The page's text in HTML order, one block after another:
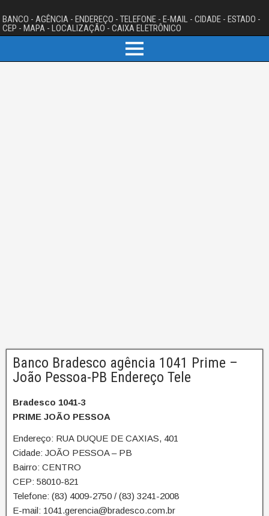
BANCO - AGÊNCIA - ENDEREÇO - TELEFONE - E-MAIL - CIDADE - ESTADO -
CEP - MAPA - LOCALIZAÇÃO - CAIXA ELETRÔNICO
Banco Bradesco agência 1041 Prime –
João Pessoa-PB Endereço Tele
Bradesco 1041-3
PRIME JOÃO PESSOA
Endereço: RUA DUQUE DE CAXIAS, 401
Cidade: JOÃO PESSOA – PB
Bairro: CENTRO
CEP: 58010-821
Telefone: (83) 4009-2750 / (83) 3241-2008
E-mail: 1041.gerencia@bradesco.com.br